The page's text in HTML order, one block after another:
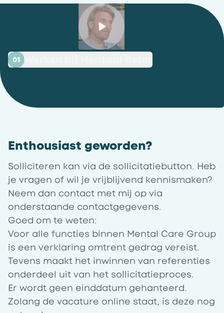
01
Enthousiast geworden?
Solliciteren kan via de sollicitatiebutton. Heb
je vragen of wil je vrijblijvend kennismaken?
Neem dan contact met mij op via
onderstaande contactgegevens.
Goed om te weten:
Voor alle functies binnen Mental Care Group
is een verklaring omtrent gedrag vereist.
Tevens maakt het inwinnen van referenties
onderdeel uit van het sollicitatieproces.
Er wordt geen einddatum gehanteerd.
Zolang de vacature online staat, is deze nog